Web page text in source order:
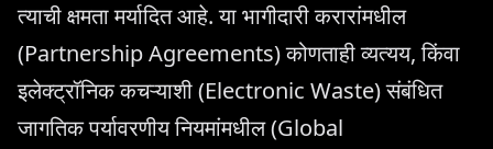
त्याची क्षमता मर्यादित आहे. या भागीदारी करारांमधील
(Partnership Agreements) कोणताही व्यत्यय, किंवा
इलेक्ट्रॉनिक कचऱ्याशी (Electronic Waste) संबंधित
जागतिक पर्यावरणीय नियमांमधील (Global